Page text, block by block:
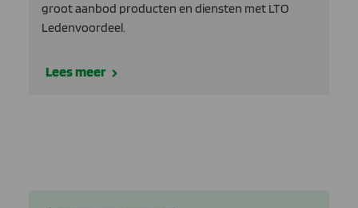
groot aanbod producten en diensten met LTO
Ledenvoordeel.
Lees meer